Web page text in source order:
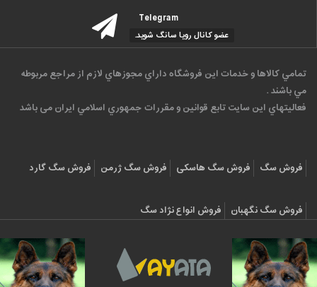
Telegram
عضو کانال رویا سانگ شوید.
تمامي كالاها و خدمات اين فروشگاه داراي مجوزهاي لازم از مراجع مربوطه
مي باشند .
فعاليتهاي اين سايت تابع قوانين و مقررات جمهوري اسلامي ايران می باشد
فروش سگ فروش سگ هاسکی فروش سگ ژرمن فروش سگ گارد
فروش سگ نگهبان فروش انواع نژاد سگ